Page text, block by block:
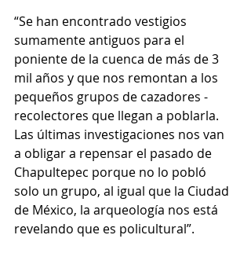
“Se han encontrado vestigios
sumamente antiguos para el
poniente de la cuenca de más de 3
mil años y que nos remontan a los
pequeños grupos de cazadores -
recolectores que llegan a poblarla.
Las últimas investigaciones nos van
a obligar a repensar el pasado de
Chapultepec porque no lo pobló
solo un grupo, al igual que la Ciudad
de México, la arqueología nos está
revelando que es policultural”.